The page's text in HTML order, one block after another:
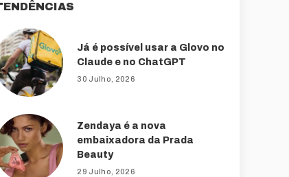
Já é possível usar a Glovo no
Claude e no ChatGPT
30 Julho, 2026
Zendaya é a nova
embaixadora da Prada
Beauty
29 Julho, 2026